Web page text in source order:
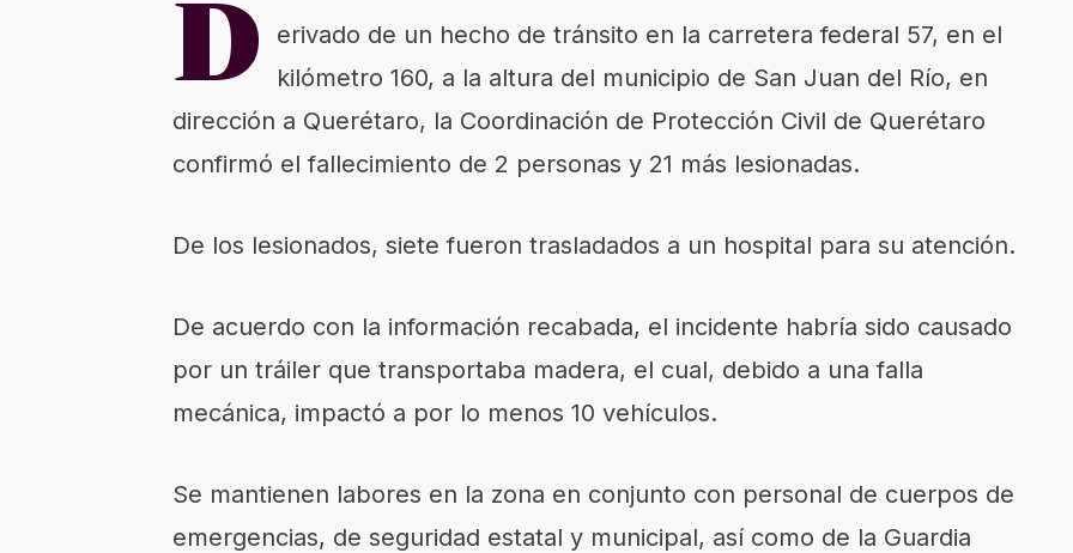
D
erivado de un hecho de tránsito en la carretera federal 57, en el
kilómetro 160, a la altura del municipio de San Juan del Río, en
dirección a Querétaro, la Coordinación de Protección Civil de Querétaro
confirmó el fallecimiento de 2 personas y 21 más lesionadas.
De los lesionados, siete fueron trasladados a un hospital para su atención.
De acuerdo con la información recabada, el incidente habría sido causado
por un tráiler que transportaba madera, el cual, debido a una falla
mecánica, impactó a por lo menos 10 vehículos.
Se mantienen labores en la zona en conjunto con personal de cuerpos de
emergencias, de seguridad estatal y municipal, así como de la Guardia